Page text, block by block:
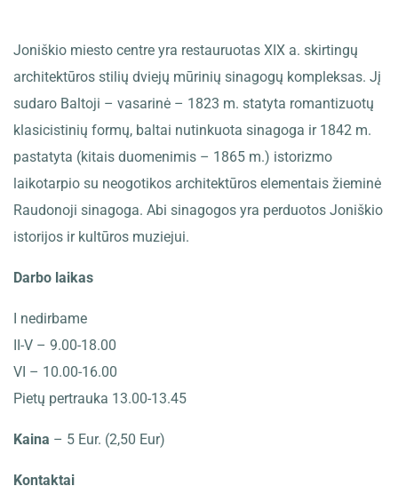
Joniškio miesto centre yra restauruotas XIX a. skirtingų
architektūros stilių dviejų mūrinių sinagogų kompleksas. Jį
sudaro Baltoji – vasarinė – 1823 m. statyta romantizuotų
klasicistinių formų, baltai nutinkuota sinagoga ir 1842 m.
pastatyta (kitais duomenimis – 1865 m.) istorizmo
laikotarpio su neogotikos architektūros elementais žieminė
Raudonoji sinagoga. Abi sinagogos yra perduotos Joniškio
istorijos ir kultūros muziejui.
Darbo laikas
I nedirbame
II-V – 9.00-18.00
VI – 10.00-16.00
Pietų pertrauka 13.00-13.45
Kaina – 5 Eur. (2,50 Eur)
Kontaktai